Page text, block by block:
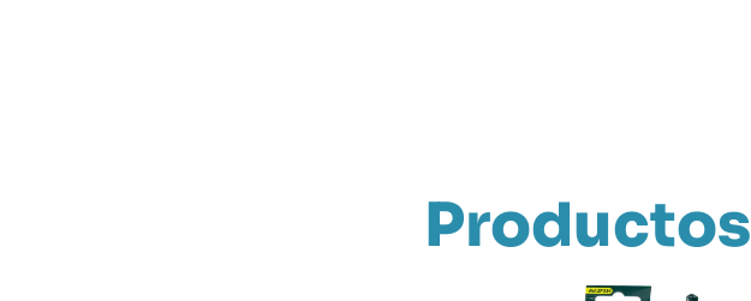
Productos